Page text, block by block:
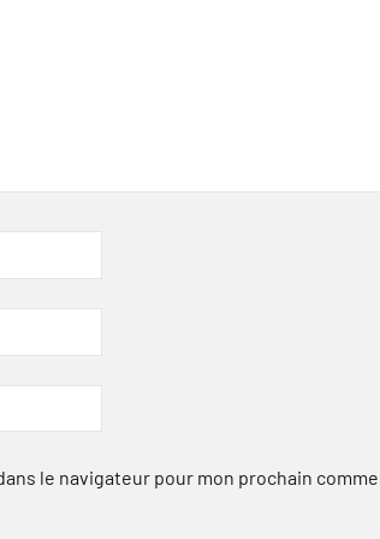
le navigateur pour mon prochain